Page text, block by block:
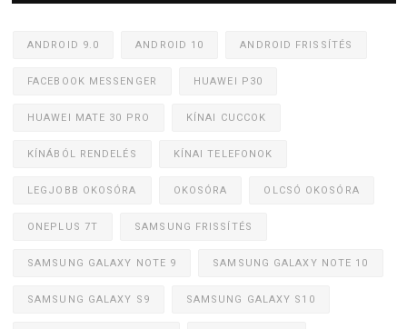
ANDROID 9.0 ANDROID 10 ANDROID FRISSÍTÉS
FACEBOOK MESSENGER HUAWEI P30
HUAWEI MATE 30 PRO KÍNAI CUCCOK
KÍNÁBÓL RENDELÉS KÍNAI TELEFONOK
LEGJOBB OKOSÓRA OKOSÓRA OLCSÓ OKOSÓRA
ONEPLUS 7T SAMSUNG FRISSÍTÉS
SAMSUNG GALAXY NOTE 9 SAMSUNG GALAXY NOTE 10
SAMSUNG GALAXY S9 SAMSUNG GALAXY S10